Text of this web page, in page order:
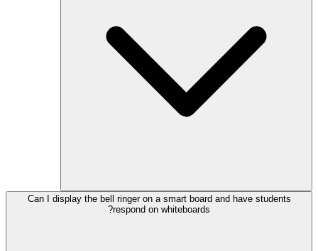
Can I display the bell ringer on a smart board and have students
respond on whiteboards?